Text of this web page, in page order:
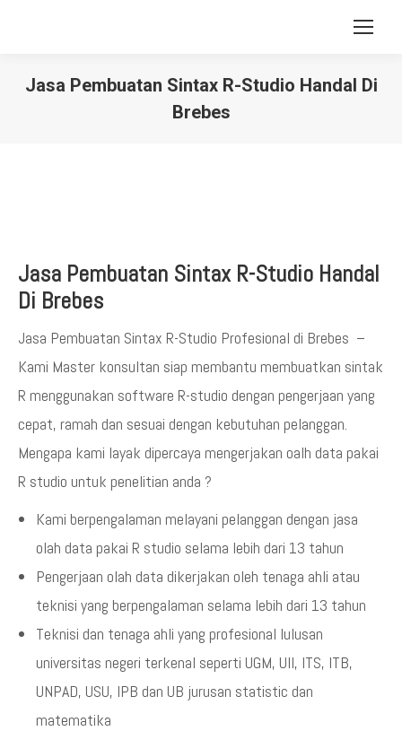
Jasa Pembuatan Sintax R-Studio Handal Di
Brebes
Jasa Pembuatan Sintax R-Studio Handal
Di Brebes
Jasa Pembuatan Sintax R-Studio Profesional di Brebes –
Kami Master konsultan siap membantu membuatkan sintak
R menggunakan software R-studio dengan pengerjaan yang
cepat, ramah dan sesuai dengan kebutuhan pelanggan.
Mengapa kami layak dipercaya mengerjakan oalh data pakai
R studio untuk penelitian anda ?
Kami berpengalaman melayani pelanggan dengan jasa
olah data pakai R studio selama lebih dari 13 tahun
Pengerjaan olah data dikerjakan oleh tenaga ahli atau
teknisi yang berpengalaman selama lebih dari 13 tahun
Teknisi dan tenaga ahli yang profesional lulusan
universitas negeri terkenal seperti UGM, UII, ITS, ITB,
UNPAD, USU, IPB dan UB jurusan statistic dan
matematika